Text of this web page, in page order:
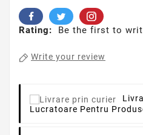
Rating: Be the first to
Write your review
Lucratoare Pentru